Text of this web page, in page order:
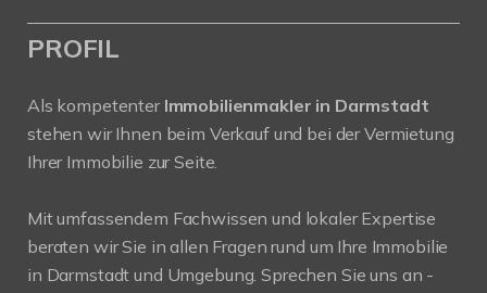
PROFIL
Als kompetenter Immobilienmakler in Darmstadt
stehen wir Ihnen beim Verkauf und bei der Vermietung
Ihrer Immobilie zur Seite.
Mit umfassendem Fachwissen und lokaler Expertise
beraten wir Sie in allen Fragen rund um Ihre Immobilie
in Darmstadt und Umgebung. Sprechen Sie uns an -